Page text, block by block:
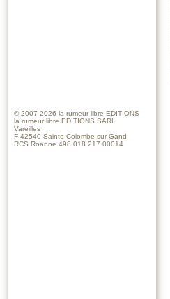
© 2007-2026 la rumeur libre EDITIONS
la rumeur libre EDITIONS SARL
Vareilles
F-42540 Sainte-Colombe-sur-Gand
RCS Roanne 498 018 217 00014